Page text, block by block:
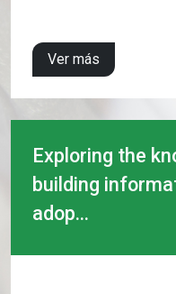
Ver más
Exploring the
building
adop...